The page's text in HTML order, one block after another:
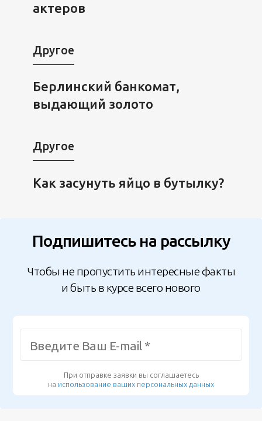
актеров
Другое
Берлинский банкомат,
выдающий золото
Другое
Как засунуть яйцо в бутылку?
Подпишитесь на рассылку
Чтобы не пропустить интересные факты
и быть в курсе всего нового
При отправке заявки вы соглашаетесь
на использование ваших персональных данных